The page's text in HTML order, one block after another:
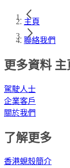
主頁
聯絡我們
更多資料 主
駕駛人士
企業客戶
關於我們
了解更多
香港蜆殼簡介